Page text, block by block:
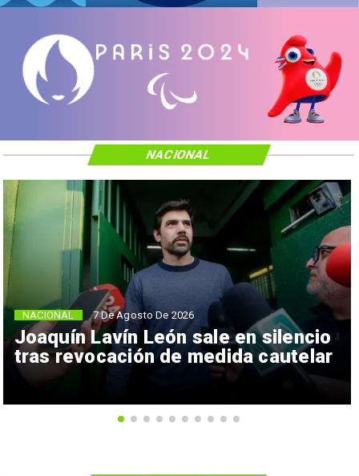
Joaquín Lavín León sale en silencio
tras revocación de medida cautelar
NACIONAL 7 De Agosto De 2026
NACIONAL